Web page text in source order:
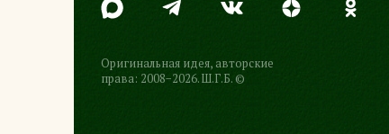
Оригинальная идея, авторские
права: 2008−2026. Ш.Г.Б. ©